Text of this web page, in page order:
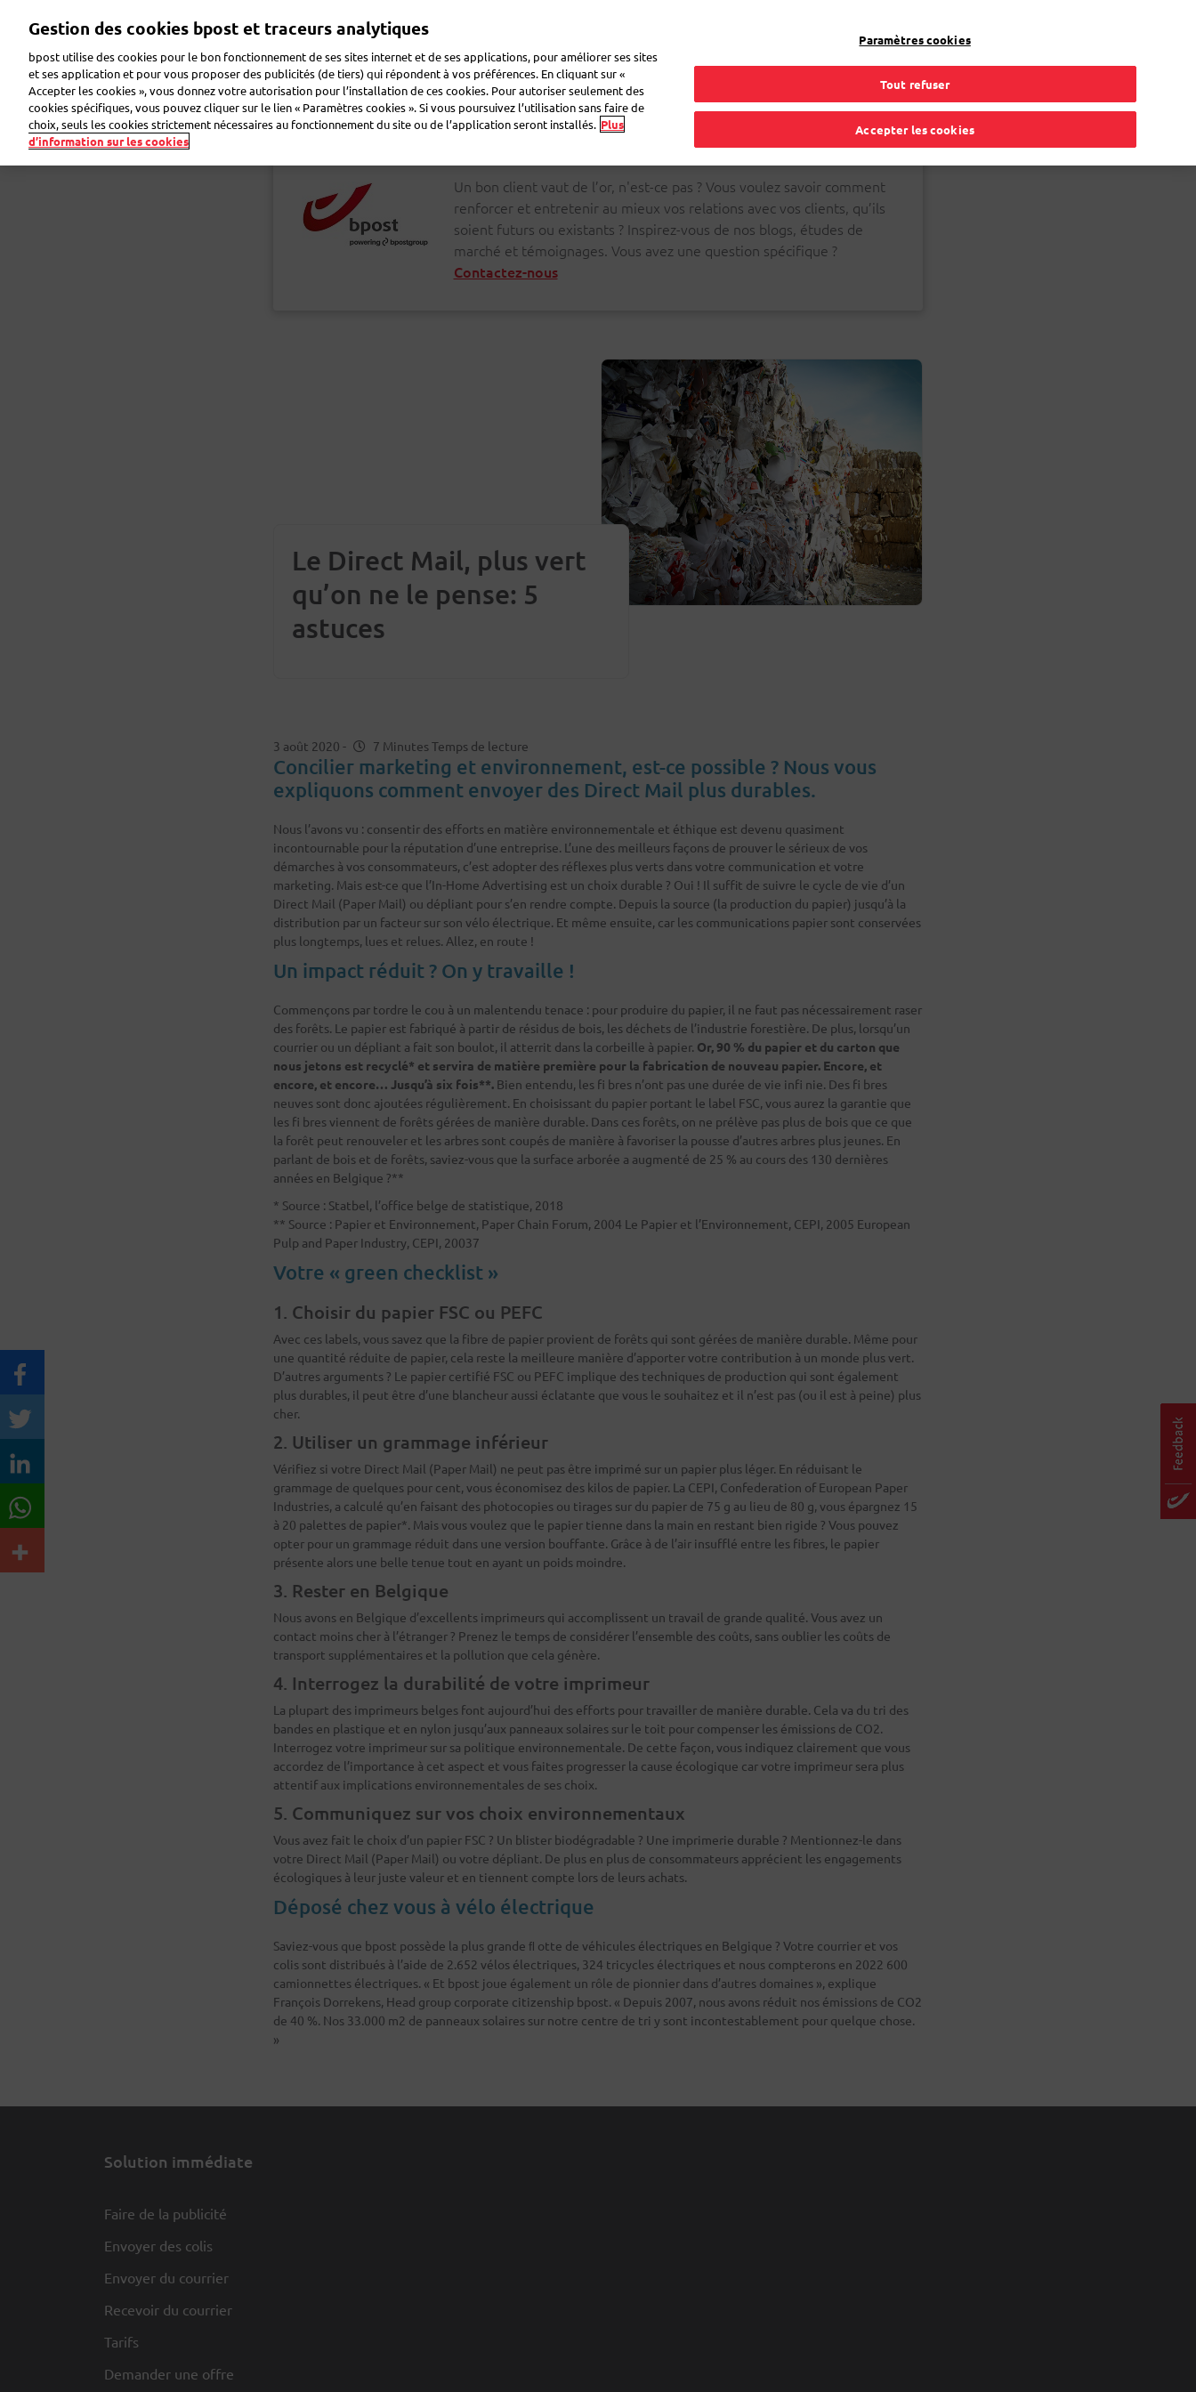
principal
Professionnel
Faire de la publicité Envoyer des colis Envoyer du courrier Recevoir du courrier Logistique FAQ eShop
Un bon client vaut de l’or, n'est-ce pas ? Vous voulez savoir comment
renforcer et entretenir au mieux vos relations avec vos clients, qu’ils
soient futurs ou existants ? Inspirez-vous de nos blogs, études de
marché et témoignages. Vous avez une question spécifique ?
Contactez-nous
Le Direct Mail, plus vert
qu’on ne le pense: 5
astuces
3 août 2020 - 7 Minutes Temps de lecture
Concilier marketing et environnement, est-ce possible ? Nous vous
expliquons comment envoyer des Direct Mail plus durables.
Nous l’avons vu : consentir des efforts en matière environnementale et éthique est devenu quasiment
incontournable pour la réputation d’une entreprise. L’une des meilleurs façons de prouver le sérieux de vos
démarches à vos consommateurs, c’est adopter des réflexes plus verts dans votre communication et votre
marketing. Mais est-ce que l’In-Home Advertising est un choix durable ? Oui ! Il suffit de suivre le cycle de vie d’un
Direct Mail (Paper Mail) ou dépliant pour s’en rendre compte. Depuis la source (la production du papier) jusqu’à la
distribution par un facteur sur son vélo électrique. Et même ensuite, car les communications papier sont conservées
plus longtemps, lues et relues. Allez, en route !
Un impact réduit ? On y travaille !
Commençons par tordre le cou à un malentendu tenace : pour produire du papier, il ne faut pas nécessairement raser
des forêts. Le papier est fabriqué à partir de résidus de bois, les déchets de l’industrie forestière. De plus, lorsqu’un
courrier ou un dépliant a fait son boulot, il atterrit dans la corbeille à papier. Or, 90 % du papier et du carton que
nous jetons est recyclé* et servira de matière première pour la fabrication de nouveau papier. Encore, et
encore, et encore… Jusqu’à six fois**. Bien entendu, les fi bres n’ont pas une durée de vie infi nie. Des fi bres
neuves sont donc ajoutées régulièrement. En choisissant du papier portant le label FSC, vous aurez la garantie que
les fi bres viennent de forêts gérées de manière durable. Dans ces forêts, on ne prélève pas plus de bois que ce que
la forêt peut renouveler et les arbres sont coupés de manière à favoriser la pousse d’autres arbres plus jeunes. En
parlant de bois et de forêts, saviez-vous que la surface arborée a augmenté de 25 % au cours des 130 dernières
années en Belgique ?**
* Source : Statbel, l’office belge de statistique, 2018
** Source : Papier et Environnement, Paper Chain Forum, 2004 Le Papier et l’Environnement, CEPI, 2005 European
Pulp and Paper Industry, CEPI, 20037
Votre « green checklist »
1. Choisir du papier FSC ou PEFC
Avec ces labels, vous savez que la fibre de papier provient de forêts qui sont gérées de manière durable. Même pour
une quantité réduite de papier, cela reste la meilleure manière d’apporter votre contribution à un monde plus vert.
D’autres arguments ? Le papier certifié FSC ou PEFC implique des techniques de production qui sont également
plus durables, il peut être d’une blancheur aussi éclatante que vous le souhaitez et il n’est pas (ou il est à peine) plus
cher.
2. Utiliser un grammage inférieur
Vérifiez si votre Direct Mail (Paper Mail) ne peut pas être imprimé sur un papier plus léger. En réduisant le
grammage de quelques pour cent, vous économisez des kilos de papier. La CEPI, Confederation of European Paper
Industries, a calculé qu’en faisant des photocopies ou tirages sur du papier de 75 g au lieu de 80 g, vous épargnez 15
à 20 palettes de papier*. Mais vous voulez que le papier tienne dans la main en restant bien rigide ? Vous pouvez
opter pour un grammage réduit dans une version bouffante. Grâce à de l’air insufflé entre les fibres, le papier
présente alors une belle tenue tout en ayant un poids moindre.
3. Rester en Belgique
Nous avons en Belgique d’excellents imprimeurs qui accomplissent un travail de grande qualité. Vous avez un
contact moins cher à l’étranger ? Prenez le temps de considérer l’ensemble des coûts, sans oublier les coûts de
transport supplémentaires et la pollution que cela génère.
4. Interrogez la durabilité de votre imprimeur
La plupart des imprimeurs belges font aujourd’hui des efforts pour travailler de manière durable. Cela va du tri des
bandes en plastique et en nylon jusqu’aux panneaux solaires sur le toit pour compenser les émissions de CO2.
Interrogez votre imprimeur sur sa politique environnementale. De cette façon, vous indiquez clairement que vous
accordez de l’importance à cet aspect et vous faites progresser la cause écologique car votre imprimeur sera plus
attentif aux implications environnementales de ses choix.
5. Communiquez sur vos choix environnementaux
Vous avez fait le choix d’un papier FSC ? Un blister biodégradable ? Une imprimerie durable ? Mentionnez-le dans
votre Direct Mail (Paper Mail) ou votre dépliant. De plus en plus de consommateurs apprécient les engagements
écologiques à leur juste valeur et en tiennent compte lors de leurs achats.
Déposé chez vous à vélo électrique
Saviez-vous que bpost possède la plus grande ﬂ otte de véhicules électriques en Belgique ? Votre courrier et vos
colis sont distribués à l’aide de 2.652 vélos électriques, 324 tricycles électriques et nous compterons en 2022 600
camionnettes électriques. « Et bpost joue également un rôle de pionnier dans d’autres domaines », explique
François Dorrekens, Head group corporate citizenship bpost. « Depuis 2007, nous avons réduit nos émissions de CO2
de 40 %. Nos 33.000 m2 de panneaux solaires sur notre centre de tri y sont incontestablement pour quelque chose.
»
Solution immédiate
Faire de la publicité
Envoyer des colis
Envoyer du courrier
Recevoir du courrier
Tarifs
Demander une offre
Gestion des cookies bpost et traceurs analytiques
bpost utilise des cookies pour le bon fonctionnement de ses sites internet et de ses applications, pour améliorer ses sites
et ses application et pour vous proposer des publicités (de tiers) qui répondent à vos préférences. En cliquant sur «
Accepter les cookies », vous donnez votre autorisation pour l’installation de ces cookies. Pour autoriser seulement des
cookies spécifiques, vous pouvez cliquer sur le lien « Paramètres cookies ». Si vous poursuivez l’utilisation sans faire de
choix, seuls les cookies strictement nécessaires au fonctionnement du site ou de l’application seront installés. Plus
d’information sur les cookies
Paramètres cookies
Tout refuser
Accepter les cookies